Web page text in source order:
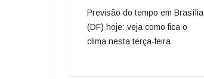
Previsão do tempo em Brasília
(DF) hoje: veja como fica o
clima nesta terça-feira